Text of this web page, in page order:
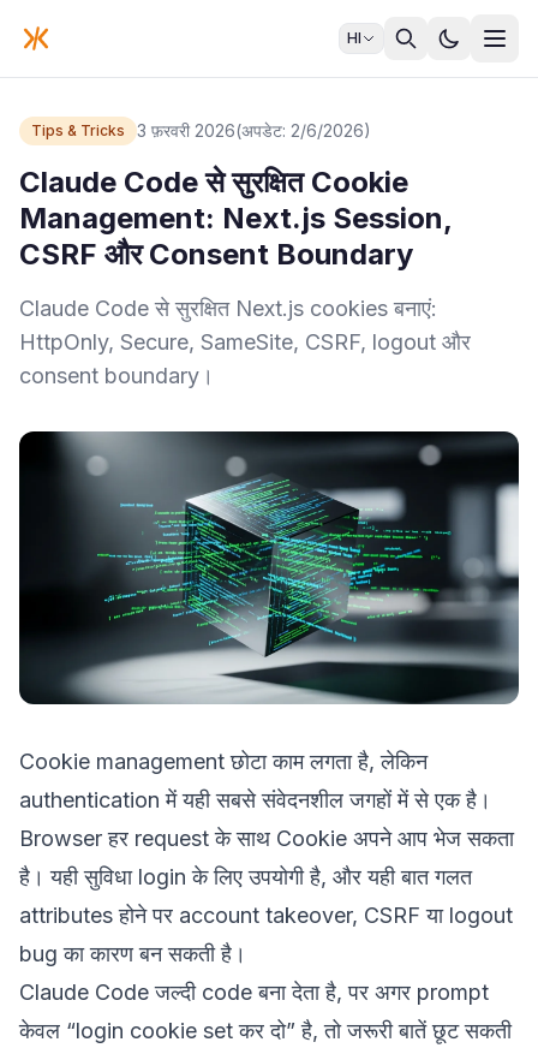
HI
Tips & Tricks 3 फ़रवरी 2026(अपडेट: 2/6/2026)
Claude Code से सुरक्षित Cookie
Management: Next.js Session,
CSRF और Consent Boundary
Claude Code से सुरक्षित Next.js cookies बनाएं:
HttpOnly, Secure, SameSite, CSRF, logout और
consent boundary।
Cookie management छोटा काम लगता है, लेकिन
authentication में यही सबसे संवेदनशील जगहों में से एक है।
Browser हर request के साथ Cookie अपने आप भेज सकता
है। यही सुविधा login के लिए उपयोगी है, और यही बात गलत
attributes होने पर account takeover, CSRF या logout
bug का कारण बन सकती है।
Claude Code जल्दी code बना देता है, पर अगर prompt
केवल “login cookie set कर दो” है, तो जरूरी बातें छूट सकती